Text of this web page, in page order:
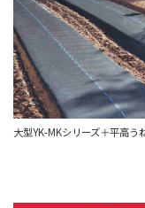
大型YK-MKシリーズ＋平高